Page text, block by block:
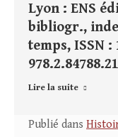
Lyon : ENS
bibliogr.,
temps, ISSN :
Lire la suite
Publié dans